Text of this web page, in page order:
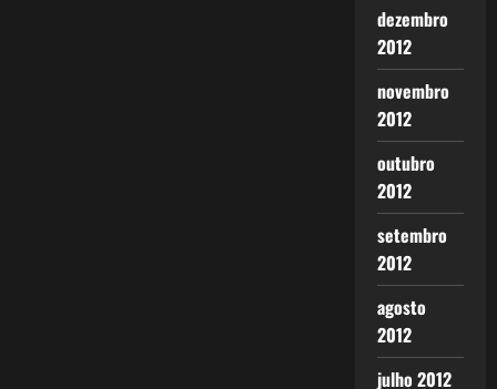
dezembro
2012
novembro
2012
outubro
2012
setembro
2012
agosto
2012
julho 2012